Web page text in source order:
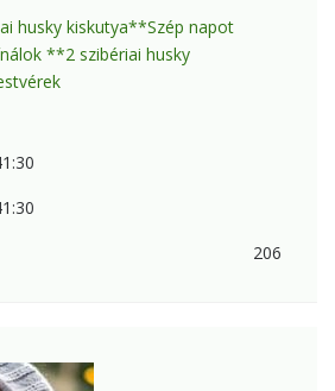
husky kiskutya**Szép napot
**2 szibériai husky
206